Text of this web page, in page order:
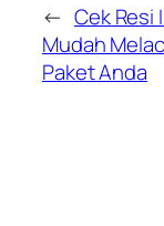
← Cek Resi
Mudah
Paket Anda